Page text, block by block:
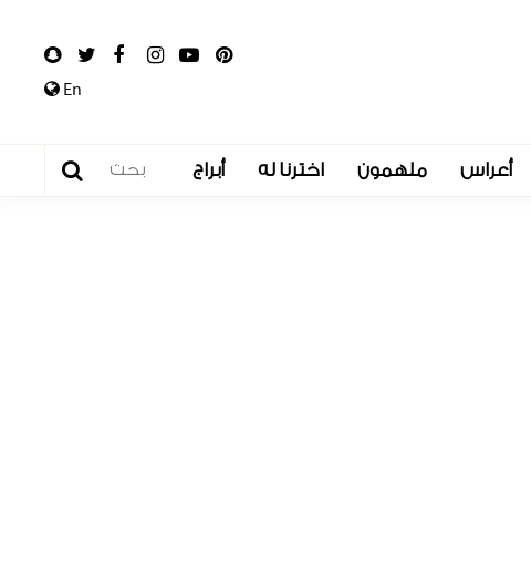
En
أعراس ملهمون اخترنا له أبراج